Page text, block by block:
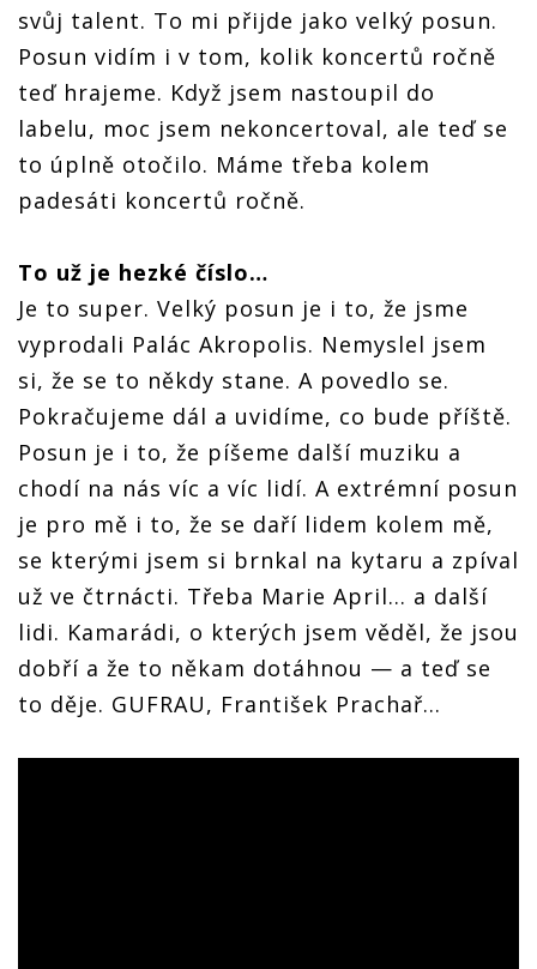
svůj talent. To mi přijde jako velký posun.
Posun vidím i v tom, kolik koncertů ročně
teď hrajeme. Když jsem nastoupil do
labelu, moc jsem nekoncertoval, ale teď se
to úplně otočilo. Máme třeba kolem
padesáti koncertů ročně.
To už je hezké číslo…
Je to super. Velký posun je i to, že jsme
vyprodali Palác Akropolis. Nemyslel jsem
si, že se to někdy stane. A povedlo se.
Pokračujeme dál a uvidíme, co bude příště.
Posun je i to, že píšeme další muziku a
chodí na nás víc a víc lidí. A extrémní posun
je pro mě i to, že se daří lidem kolem mě,
se kterými jsem si brnkal na kytaru a zpíval
už ve čtrnácti. Třeba Marie April… a další
lidi. Kamarádi, o kterých jsem věděl, že jsou
dobří a že to někam dotáhnou — a teď se
to děje. GUFRAU, František Prachař…